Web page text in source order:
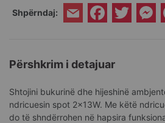
Shpërndaj: Email Facebook
Twitter
Përshkrim i detajuar
Shtojini bukurinë dhe hijeshinë
ndricuesin spot 2x13W. Me këtë
do të shndërrohen në hapsira